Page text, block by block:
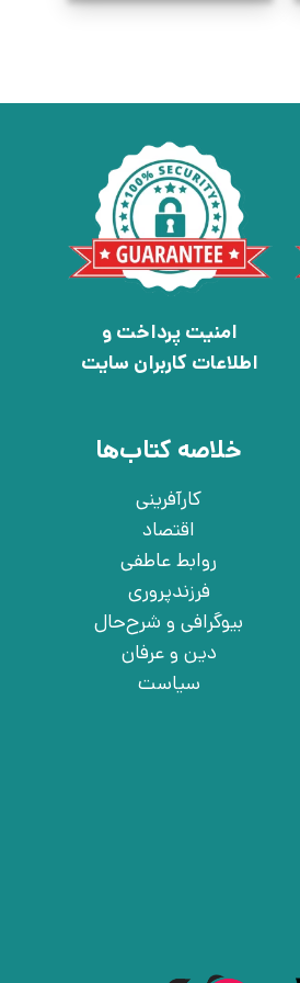
امنیت پرداخت و
اطلاعات کاربران سایت
خلاصه کتاب‌ها
کارآفرینی
اقتصاد
روابط عاطفی
فرزندپروری
بیوگرافی و شرح‌حال
دین و عرفان
سیاست